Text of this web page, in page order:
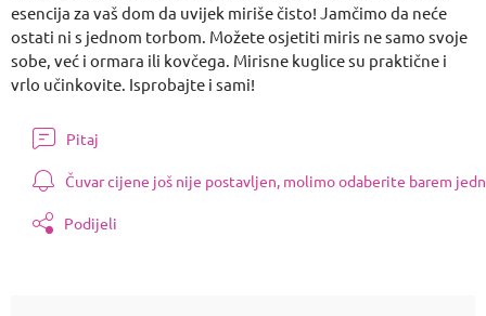
esencija za vaš dom da uvijek miriše čisto! Jamčimo da neće
ostati ni s jednom torbom. Možete osjetiti miris ne samo svoje
sobe, već i ormara ili kovčega. Mirisne kuglice su praktične i
vrlo učinkovite. Isprobajte i sami!
Pitaj
Čuvar cijene još nije postavljen, molimo odaberite barem
Podijeli